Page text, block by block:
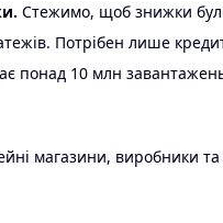
Стежимо, щоб знижки
Потрібен лише
понад 10 млн
магазини, виробники